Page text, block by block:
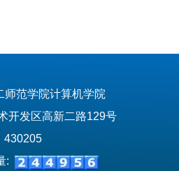
范学院计算机学院
开发区高新二路129号
430205
: